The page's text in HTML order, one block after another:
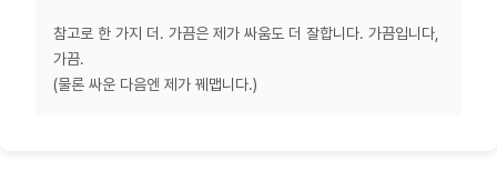
참고로 한 가지 더. 가끔은 제가 싸움도 더 잘합니다. 가끔입니다,
가끔.
(물론 싸운 다음엔 제가 꿰맵니다.)